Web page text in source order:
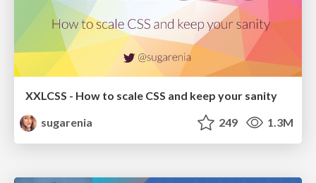
XXLCSS - How to scale CSS and keep your sanity
sugarenia
249 1.3M